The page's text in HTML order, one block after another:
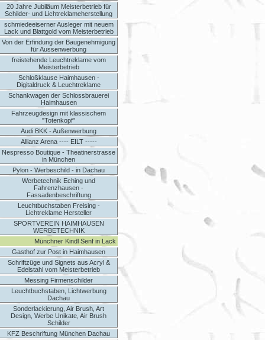
20 Jahre Jubiläum Meisterbetrieb für
Schilder- und Lichtreklameherstellung
schmiedeeiserner Ausleger mit neuem
Lack und Blattgold vom Meisterbetrieb
Von der Erfindung der Baugenehmigung
für Aussenwerbung
freistehende Leuchtreklame vom
Meisterbetrieb
Schloßklause Haimhausen -
Digitaldruck & Leuchtreklame
Schankwagen der Schlossbrauerei
Haimhausen
Fahrzeugdesign mit klassischem
"Totenkopf"
Audi BKK - Außenwerbung
Allianz Arena ---- EILT -----
Nespresso Boutique - Theatinerstrasse
in München
Pylon - Werbeschild - in Dachau
Werbetechnik Eching und
Fahrenzhausen -
Fassadenbeschriftung
Leuchtbuchstaben Freising -
Lichtreklame Hersteller
SPORTVEREIN HAIMHAUSEN
WERBETECHNIK
Münchner Kindl Senf in Lack
Gasthof zur Post in Haimhausen
Schriftzüge und Signets aus Acryl &
Edelstahl vom Meisterbetrieb
Messing Firmenschilder
Leuchtbuchstaben, Lichtwerbung
Dachau
Sonderlackierung, Air Brush, Art
Design, Werbe Unikate, Air Brush
Schilder
KFZ Beschriftung München Dachau